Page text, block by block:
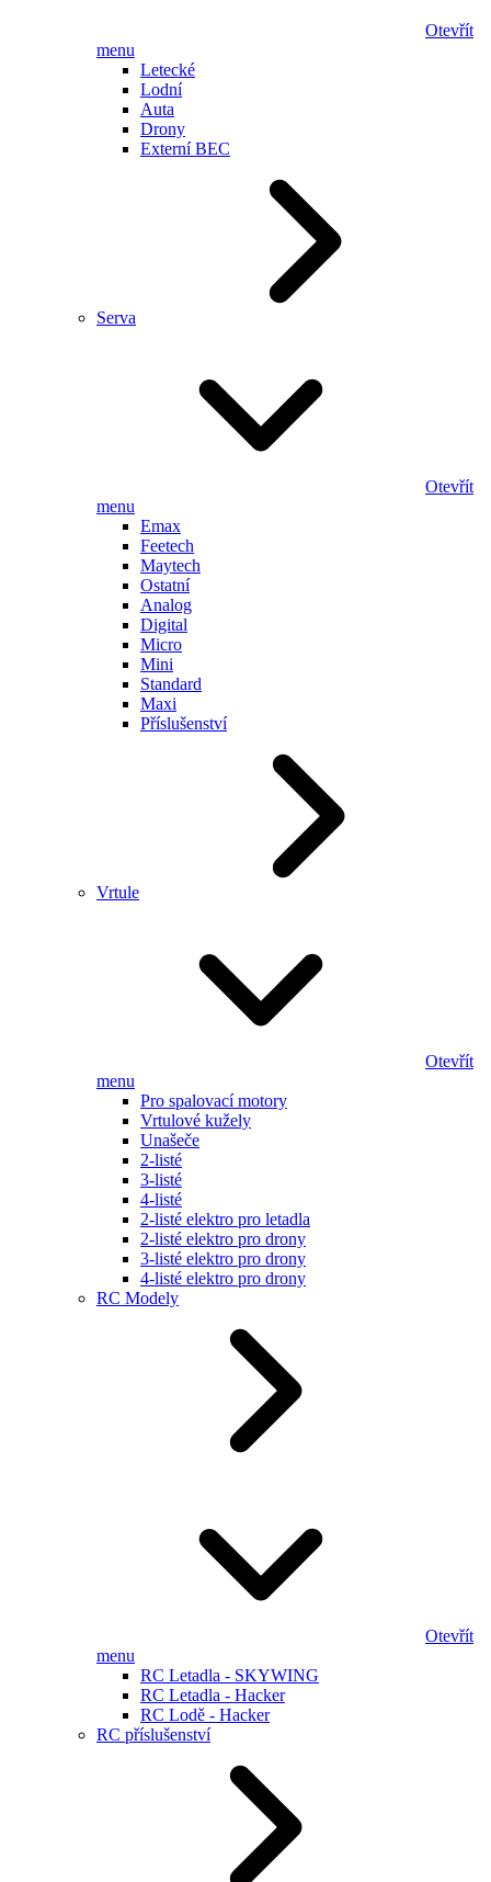
Otevřít
menu
Letecké
Lodní
Auta
Drony
Externí BEC
Serva
Otevřít
menu
Emax
Feetech
Maytech
Ostatní
Analog
Digital
Micro
Mini
Standard
Maxi
Příslušenství
Vrtule
Otevřít
menu
Pro spalovací motory
Vrtulové kužely
Unašeče
2-listé
3-listé
4-listé
2-listé elektro pro letadla
2-listé elektro pro drony
3-listé elektro pro drony
4-listé elektro pro drony
RC Modely
Otevřít
menu
RC Letadla - SKYWING
RC Letadla - Hacker
RC Lodě - Hacker
RC příslušenství